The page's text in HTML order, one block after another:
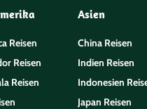
Reisen
Reisen
Reisen
Asien
China Reisen
Indien Reisen
Indonesien
Japan Reisen